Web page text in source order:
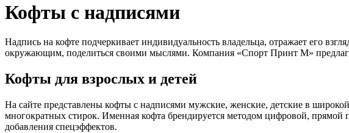
Кофты с надписями
Надпись на кофте подчеркивает индивидуальность владельца, отражает его
окружающим, поделиться своими мыслями. Компания «Спорт Принт М»
Кофты для взрослых и детей
На сайте представлены кофты с надписями мужские, женские, детские в
многократных стирок. Именная кофта брендируется методом цифровой,
добавления спецэффектов.